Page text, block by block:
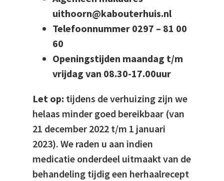
uithoorn@kabouterhuis.nl
Telefoonnummer 0297 – 81 00
60
Openingstijden maandag t/m
vrijdag van 08.30-17.00uur
Let op: tijdens de verhuizing zijn we
helaas minder goed bereikbaar (van
21 december 2022 t/m 1 januari
2023). We raden u aan indien
medicatie onderdeel uitmaakt van de
behandeling tijdig een herhaalrecept